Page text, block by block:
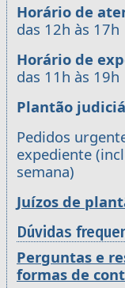
Horário de
das 12h às 17h
Horário de
das 11h às 19h
Plantão
Pedidos
expediente
semana)
Juízos de
Dúvidas
Perguntas e
formas de